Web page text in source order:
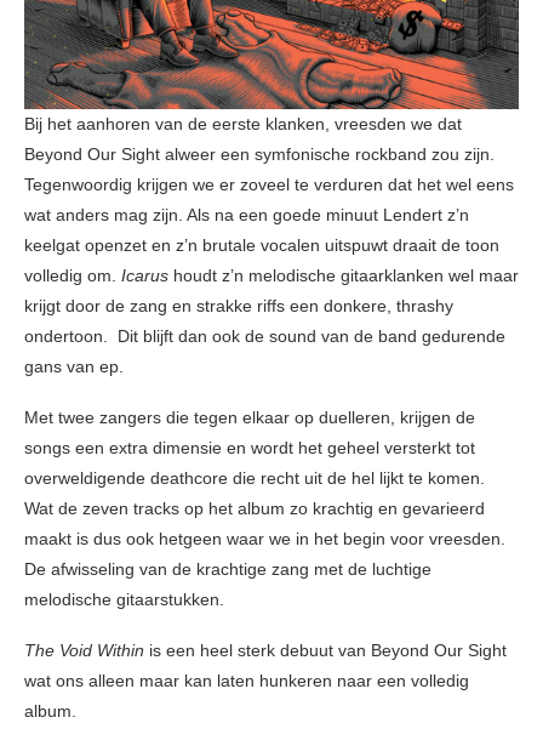
Bij het aanhoren van de eerste klanken, vreesden we dat
Beyond Our Sight alweer een symfonische rockband zou zijn.
Tegenwoordig krijgen we er zoveel te verduren dat het wel eens
wat anders mag zijn. Als na een goede minuut Lendert z’n
keelgat openzet en z’n brutale vocalen uitspuwt draait de toon
volledig om. Icarus houdt z’n melodische gitaarklanken wel maar
krijgt door de zang en strakke riffs een donkere, thrashy
ondertoon. Dit blijft dan ook de sound van de band gedurende
gans van ep.
Met twee zangers die tegen elkaar op duelleren, krijgen de
songs een extra dimensie en wordt het geheel versterkt tot
overweldigende deathcore die recht uit de hel lijkt te komen.
Wat de zeven tracks op het album zo krachtig en gevarieerd
maakt is dus ook hetgeen waar we in het begin voor vreesden.
De afwisseling van de krachtige zang met de luchtige
melodische gitaarstukken.
The Void Within is een heel sterk debuut van Beyond Our Sight
wat ons alleen maar kan laten hunkeren naar een volledig
album.